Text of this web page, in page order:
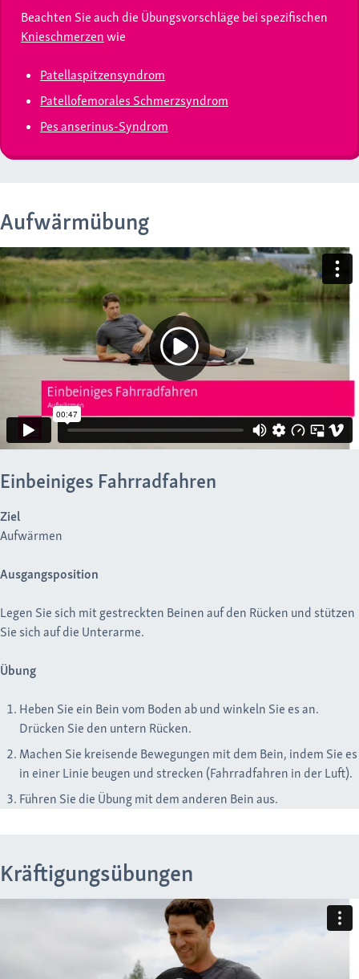
Beachten Sie auch die Übungsvorschläge bei spezifischen
Knieschmerzenwie
Patellaspitzensyndrom
Patellofemorales Schmerzsyndrom
Pes anserinus-Syndrom
Aufwärmübung
Einbeiniges Fahrradfahren
Ziel
Aufwärmen
Ausgangsposition
Legen Sie sich mit gestreckten Beinen auf den Rücken und stützen
Sie sich auf die Unterarme.
Übung
Heben Sie ein Bein vom Boden ab und winkeln Sie es an.
Drücken Sie den untern Rücken.
Machen Sie kreisende Bewegungen mit dem Bein, indem Sie es
in einer Linie beugen und strecken (Fahrradfahren in der Luft).
Führen Sie die Übung mit dem anderen Bein aus.
Kräftigungsübungen